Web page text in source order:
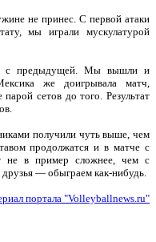
не принес. С первой атаки
мы играли мускулатурой
с предыдущей. Мы вышли и
же доигрывала матч,
сетов до того. Результат
получили чуть выше, чем
продолжатся и в матче с
не в пример сложнее, чем с
— обыграем как-нибудь.
портала "Volleyballnews.ru"